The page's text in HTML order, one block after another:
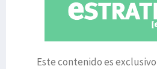
Este contenido es